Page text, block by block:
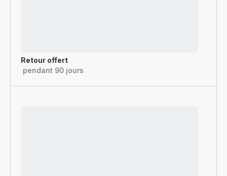
Retour offert
pendant 90 jours